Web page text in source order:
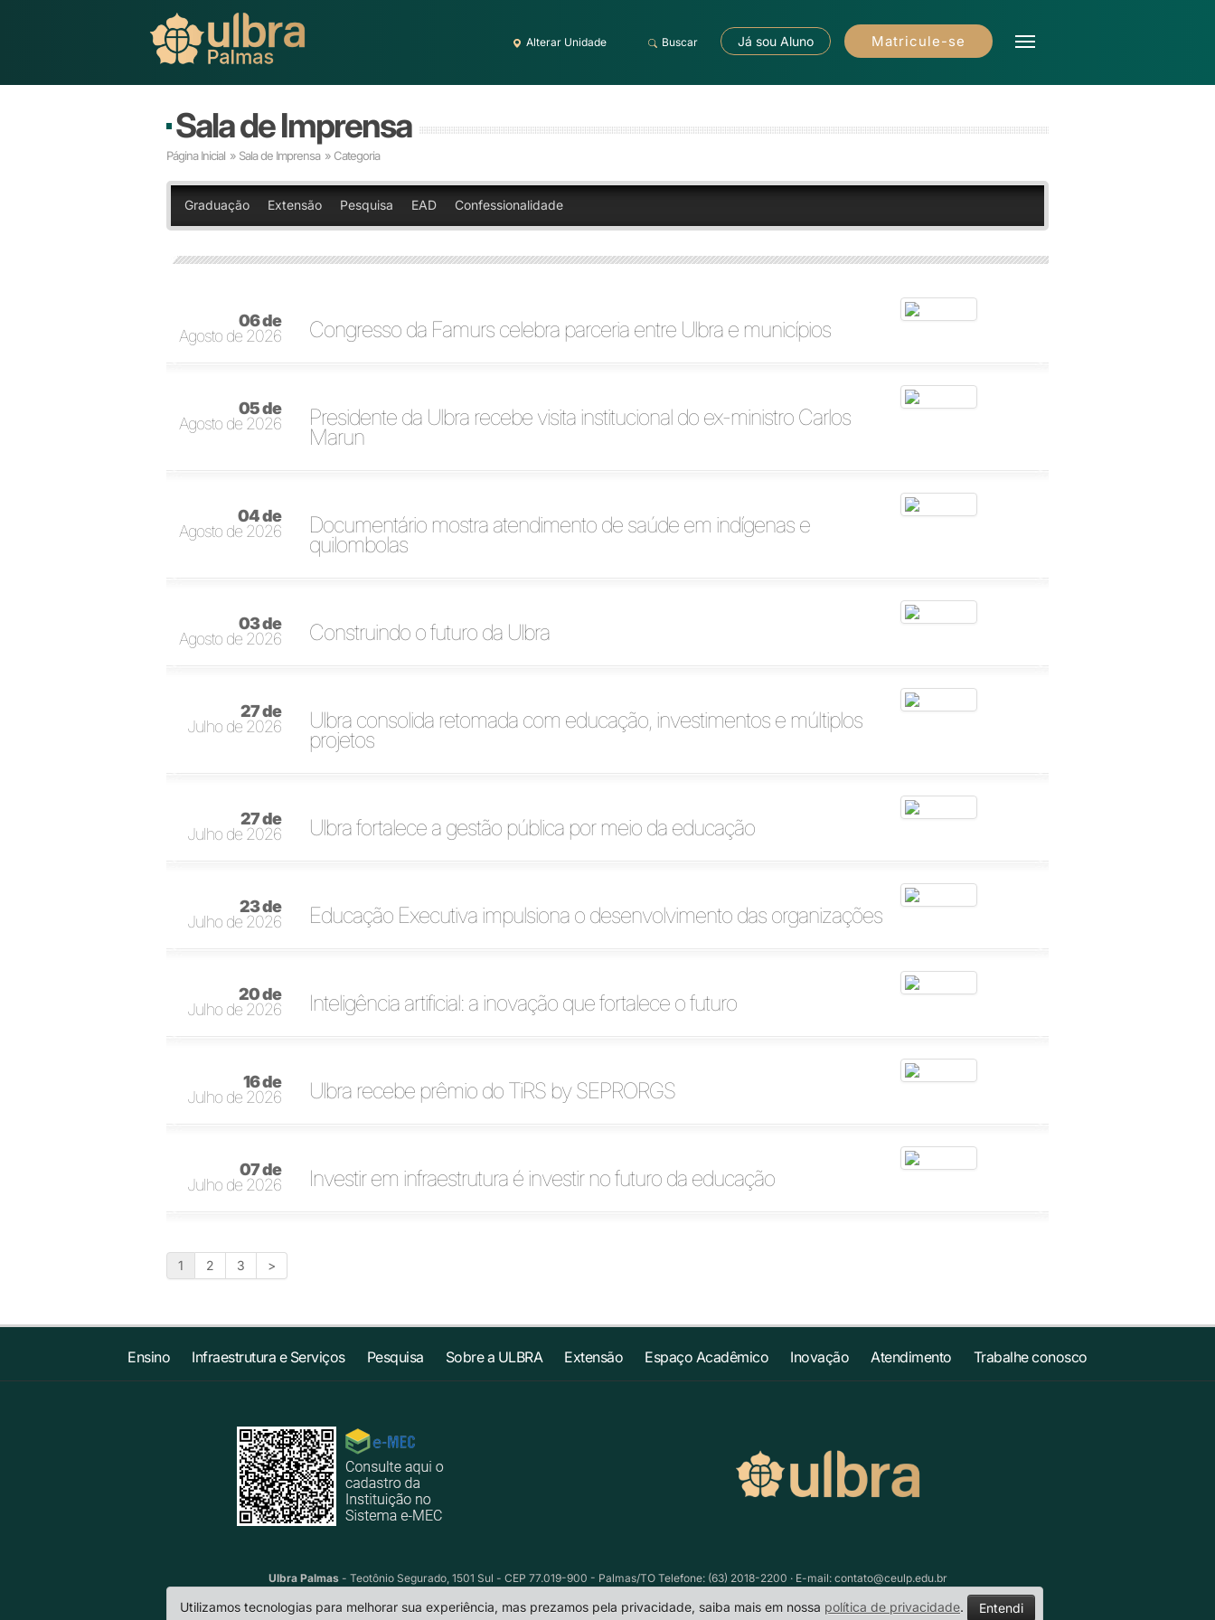
Alterar Unidade Buscar Já sou Aluno Matricule-se
Sala de Imprensa
Página Inicial » Sala de Imprensa » Categoria
Graduação Extensão Pesquisa EAD Confessionalidade
06 de
Agosto de 2026
Congresso da Famurs celebra parceria entre Ulbra e municípios
05 de
Agosto de 2026
Presidente da Ulbra recebe visita institucional do ex-ministro Carlos
Marun
04 de
Agosto de 2026
Documentário mostra atendimento de saúde em indígenas e
quilombolas
03 de
Agosto de 2026
Construindo o futuro da Ulbra
27 de
Julho de 2026
Ulbra consolida retomada com educação, investimentos e múltiplos
projetos
27 de
Julho de 2026
Ulbra fortalece a gestão pública por meio da educação
23 de
Julho de 2026
Educação Executiva impulsiona o desenvolvimento das organizações
20 de
Julho de 2026
Inteligência artificial: a inovação que fortalece o futuro
16 de
Julho de 2026
Ulbra recebe prêmio do TiRS by SEPRORGS
07 de
Julho de 2026
Investir em infraestrutura é investir no futuro da educação
1 2 3 >
Ensino Infraestrutura e Serviços Pesquisa Sobre a ULBRA Extensão Espaço Acadêmico Inovação Atendimento Trabalhe conosco
Ulbra Palmas- Teotônio Segurado, 1501 Sul - CEP 77.019-900 - Palmas/TO Telefone: (63) 2018-2200 · E-mail: contato@ceulp.edu.br
Utilizamos tecnologias para melhorar sua experiência, mas prezamos pela privacidade, saiba mais em nossa política de privacidade. Entendi